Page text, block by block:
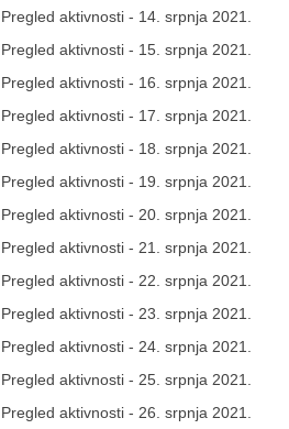
Pregled aktivnosti - 14. srpnja 2021.
Pregled aktivnosti - 15. srpnja 2021.
Pregled aktivnosti - 16. srpnja 2021.
Pregled aktivnosti - 17. srpnja 2021.
Pregled aktivnosti - 18. srpnja 2021.
Pregled aktivnosti - 19. srpnja 2021.
Pregled aktivnosti - 20. srpnja 2021.
Pregled aktivnosti - 21. srpnja 2021.
Pregled aktivnosti - 22. srpnja 2021.
Pregled aktivnosti - 23. srpnja 2021.
Pregled aktivnosti - 24. srpnja 2021.
Pregled aktivnosti - 25. srpnja 2021.
Pregled aktivnosti - 26. srpnja 2021.